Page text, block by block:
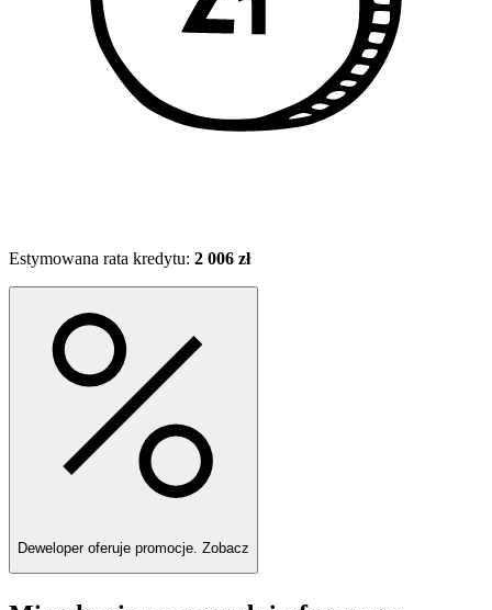
Estymowana rata kredytu: 2 006 zł
Deweloper oferuje promocje. Zobacz